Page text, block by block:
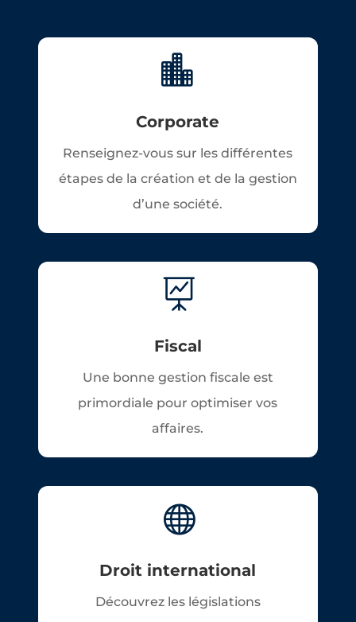

Corporate
Renseignez-vous sur les différentes
étapes de la création et de la gestion
d’une société.

Fiscal
Une bonne gestion fiscale est
primordiale pour optimiser vos
affaires.

Droit international
Découvrez les législations